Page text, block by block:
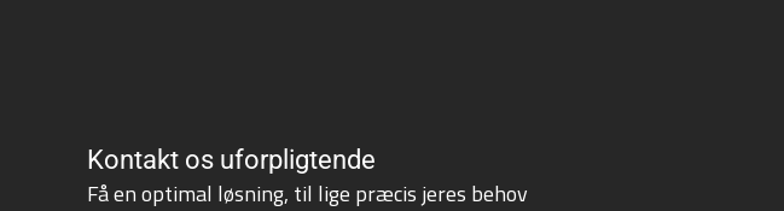
Kontakt os uforpligtende
Få en optimal løsning, til lige præcis jeres behov